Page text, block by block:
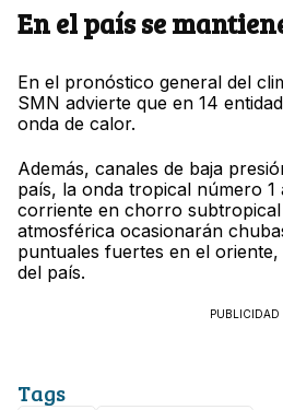
En el país se
En el pronóstico general del
SMN advierte que en 14
onda de calor.
Además, canales de baja
país, la onda tropical número 1
corriente en chorro subtropical
atmosférica ocasionarán
puntuales fuertes en el
del país.
PUBLICIDAD
Tags